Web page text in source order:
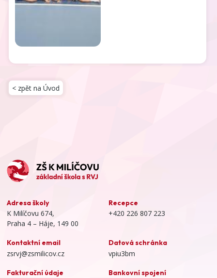
< zpět na Úvod
Adresa školy
K Milíčovu 674,
Praha 4 – Háje, 149 00
Recepce
+420 226 807 223
Kontaktní email
zsrvj@zsmilicov.cz
Datová schránka
vpiu3bm
Fakturační údaje Bankovní spojení